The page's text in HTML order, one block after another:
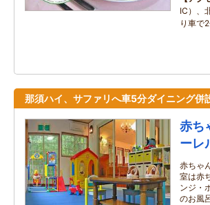
IC）、
り車で
那須ハイ、サファリへ車5分ダイニング併
赤ち
ーレ
赤ちゃ
室は赤
ンジ・
のお風